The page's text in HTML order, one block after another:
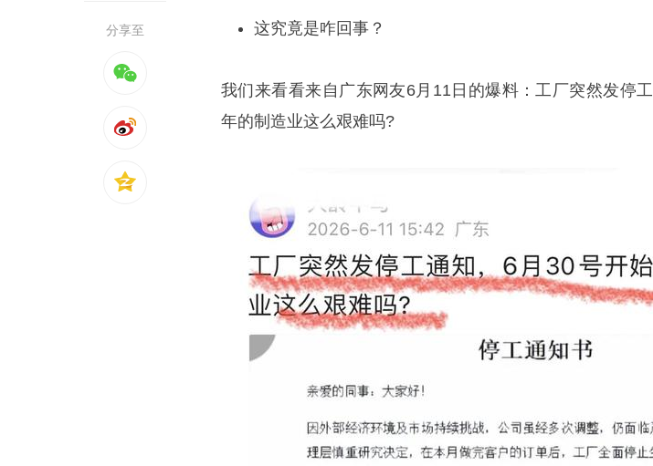
分享至 这究竟是咋回事？
我们来看看来自广东网友6月11日的爆料：工厂突然发停
年的制造业这么艰难吗?